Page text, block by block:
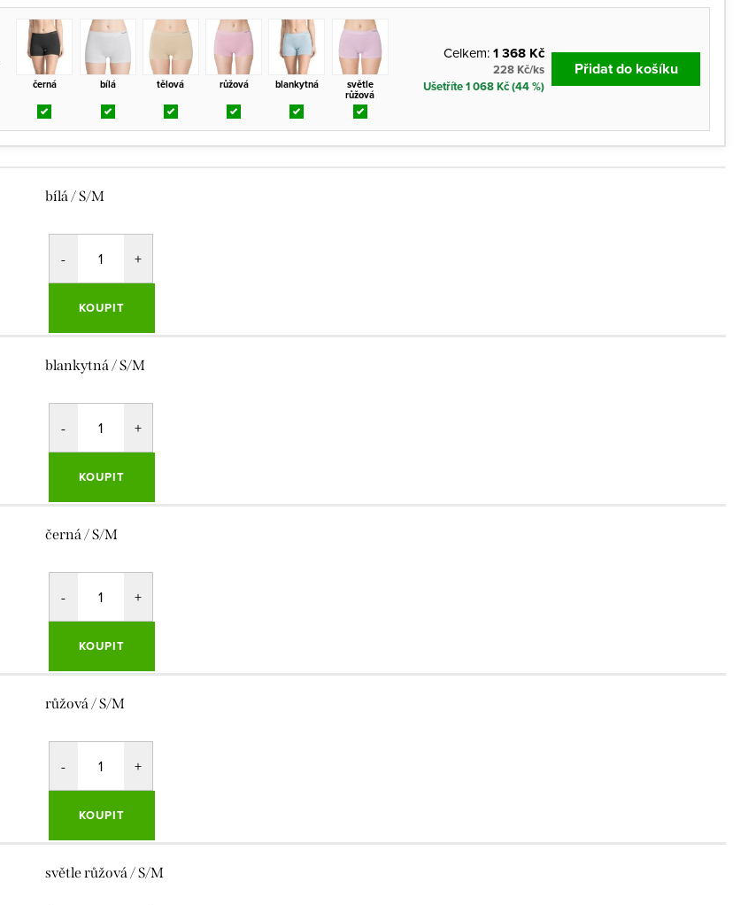
černá bílá tělová růžová blankytná světle
růžová
Celkem:1 368 Kč
228 Kč/ks
Ušetříte 1 068 Kč (44 %)
Přidat do košíku
bílá / S/M
KOUPIT
blankytná / S/M
KOUPIT
černá / S/M
KOUPIT
růžová / S/M
KOUPIT
světle růžová / S/M